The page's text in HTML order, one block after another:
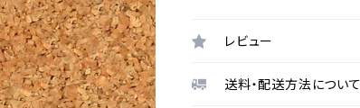
レビュー
送料・配送方法について